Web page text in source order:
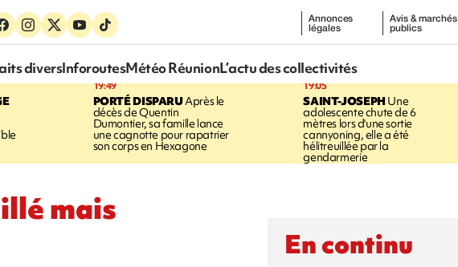
Annonces
légales
Avis & marchés
publics
diversInforoutesMétéo RéunionL’actu des collectivités
19:49
PORTÉ DISPARUAprès le
décès de Quentin
Dumontier, sa famille lance
une cagnotte pour rapatrier
son corps en Hexagone
19:05
SAINT-JOSEPHUne
adolescente chute de 6
mètres lors d'une sortie
cannyoning, elle a été
hélitreuillée par la
gendarmerie
mais
En continu